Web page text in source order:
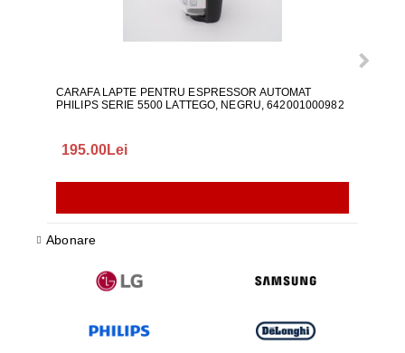
CARAFA LAPTE PENTRU ESPRESSOR AUTOMAT
PHILIPS SERIE 5500 LATTEGO, NEGRU, 642001000982
195.00Lei
Abonare